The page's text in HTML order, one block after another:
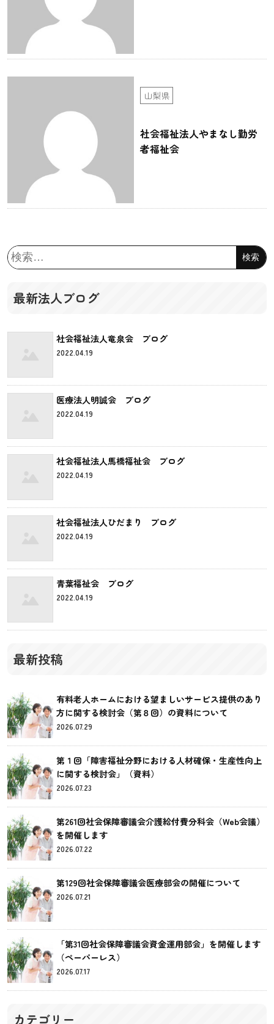
山梨県
社会福祉法人やまなし勤労
者福祉会
検
索:
最新法人ブログ
社会福祉法人竜泉会 ブログ
2022.04.19
医療法人明誠会 ブログ
2022.04.19
社会福祉法人馬橋福祉会 ブログ
2022.04.19
社会福祉法人ひだまり ブログ
2022.04.19
青葉福祉会 ブログ
2022.04.19
最新投稿
有料老人ホームにおける望ましいサービス提供のあり
方に関する検討会（第８回）の資料について
2026.07.29
第１回「障害福祉分野における人材確保・生産性向上
に関する検討会」（資料）
2026.07.23
第261回社会保障審議会介護給付費分科会（Web会議）
を開催します
2026.07.22
第129回社会保障審議会医療部会の開催について
2026.07.21
「第31回社会保障審議会資金運用部会」を開催します
（ペーパーレス）
2026.07.17
カテゴリー